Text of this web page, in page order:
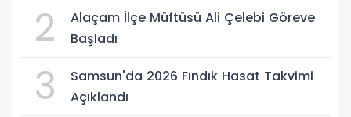
2
Alaçam İlçe Müftüsü Ali Çelebi Göreve
Başladı
3
Samsun'da 2026 Fındık Hasat Takvimi
Açıklandı